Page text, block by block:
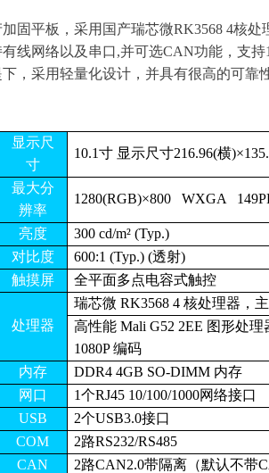
固平板 ， 采用 国产瑞芯微RK3568 4核处
线网络以及串口,并可选CAN功能 ， 支持
下，采用轻量化设计，并具有很高的可
显示尺
寸
10.1寸 显示尺寸216.96(横
最大分
辨率
1280(RGB)×800 WXGA
亮度
300 cd/m² (Typ.)
对比度
600:1 (Typ.) (透射)
触摸屏 全平面多点电容式触控
处理器
瑞芯微 RK3568 4 核处理器，
高性能 Mali G52 2EE 图形处
1080P 编码
内存
DDR4 4GB SO-DIMM 内存
网口
1个RJ45 10/100/1000网络接口
USB
2个USB3.0接口
COM
2路RS232/RS485
CAN
2路CAN2.0带隔离（默认不带C